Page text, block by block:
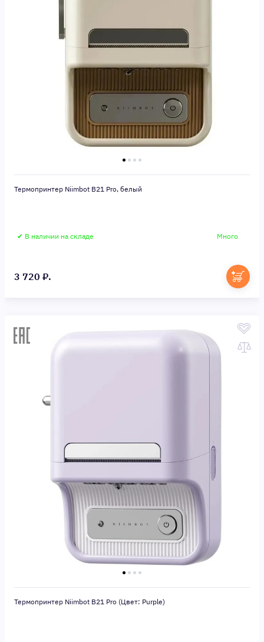
Термопринтер Niimbot B21 Pro, белый
✔ В наличии на складе Много
3 720 ₽.
Термопринтер Niimbot B21 Pro (Цвет: Purple)